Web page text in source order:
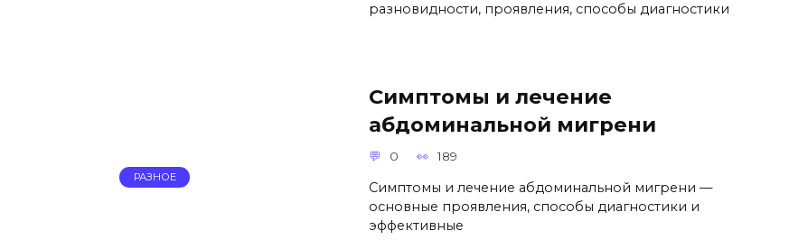
разновидности, проявления, способы диагностики
РАЗНОЕ
Симптомы и лечение
абдоминальной мигрени
0 189
Симптомы и лечение абдоминальной мигрени —
основные проявления, способы диагностики и
эффективные